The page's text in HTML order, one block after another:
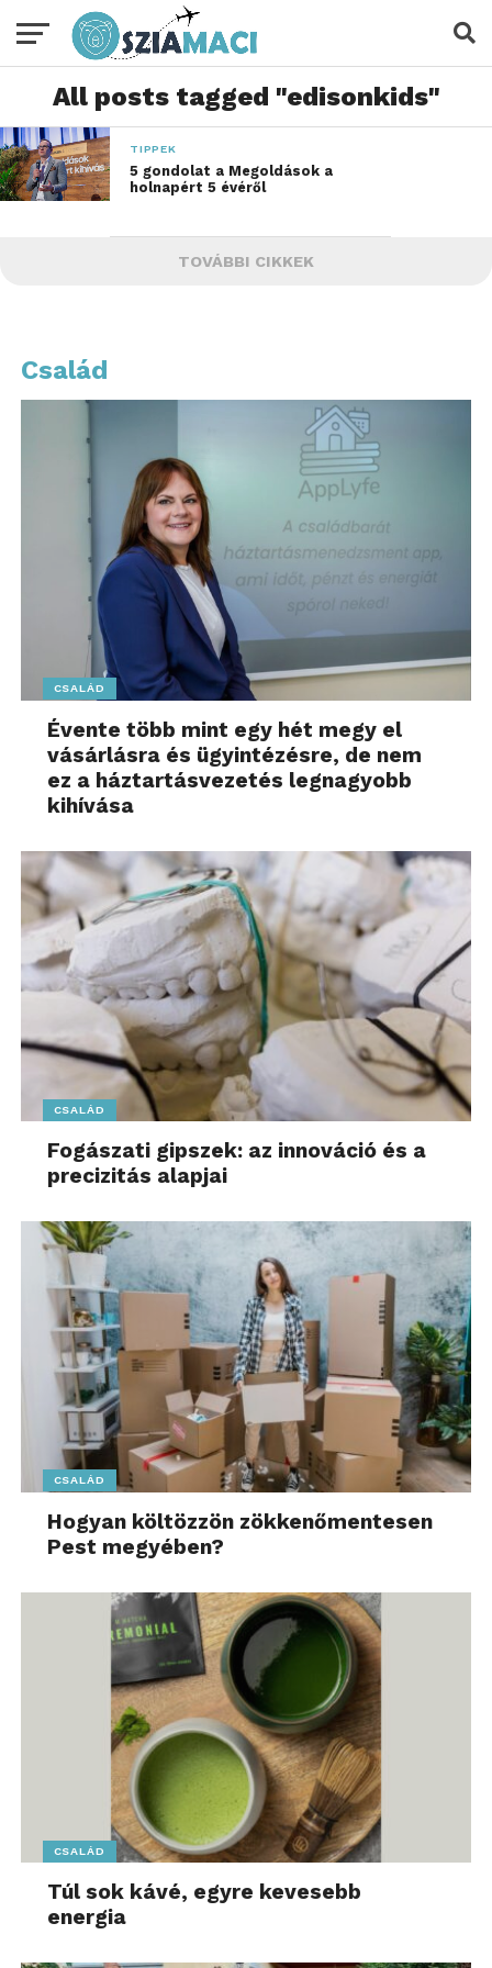
All posts tagged "edisonkids"
TIPPEK
5 gondolat a Megoldások a
holnapért 5 évéről
TOVÁBBI CIKKEK
Család
CSALÁD
Évente több mint egy hét megy el
vásárlásra és ügyintézésre, de nem
ez a háztartásvezetés legnagyobb
kihívása
CSALÁD
Fogászati gipszek: az innováció és a
precizitás alapjai
CSALÁD
Hogyan költözzön zökkenőmentesen
Pest megyében?
CSALÁD
Túl sok kávé, egyre kevesebb
energia